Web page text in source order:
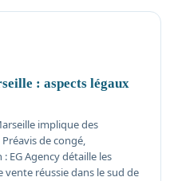
: aspects légaux
implique des
de congé,
EG Agency détaille les
réussie dans le sud de